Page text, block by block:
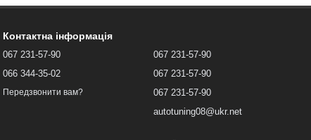
Контактна інформація
067 231-57-90
066 344-35-02
Передзвонити вам?
067 231-57-90
067 231-57-90
067 231-57-90
autotuning08@ukr.net